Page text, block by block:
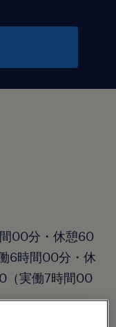
00分・休憩60
6時間00分・休
（実働7時間00